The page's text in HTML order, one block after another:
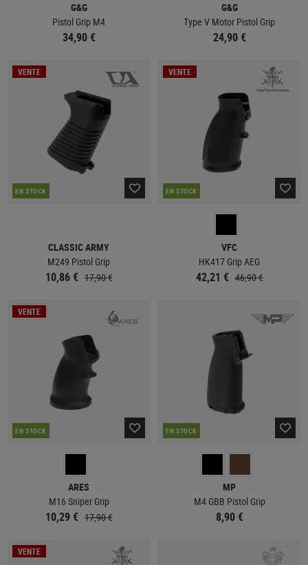
G&G
Pistol Grip M4
34,90 €
G&G
Type V Motor Pistol Grip
24,90 €
VENTE
EN STOCK
CLASSIC ARMY
M249 Pistol Grip
10,86 € 17,90 €
VENTE
EN STOCK
VFC
HK417 Grip AEG
42,21 € 46,90 €
VENTE
EN STOCK
ARES
M16 Sniper Grip
10,29 € 17,90 €
EN STOCK
MP
M4 GBB Pistol Grip
8,90 €
VENTE